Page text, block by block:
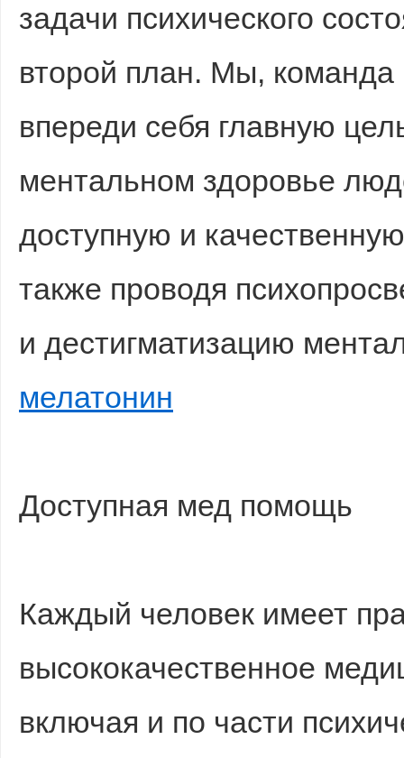
задачи психического
второй план. Мы,
впереди себя главную
ментальном здоровье
доступную и
также проводя
и дестигматизацию
мелатонин
Доступная мед помощь
Каждый человек имеет
высококачественное
включая и по части